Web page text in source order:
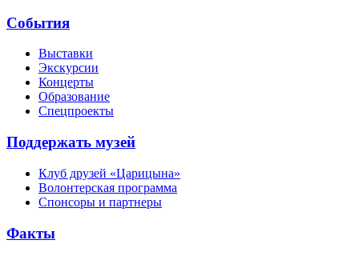
События
Выставки
Экскурсии
Концерты
Образование
Спецпроекты
Поддержать музей
Клуб друзей «Царицына»
Волонтерская программа
Спонсоры и партнеры
Факты